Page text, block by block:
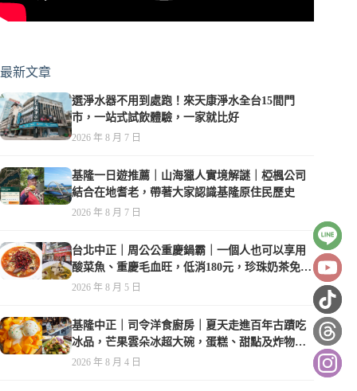
最新文章
選淨水器不用到處跑！來天康淨水全台15間門
市，一站式試飲體驗，一家就比好
2026 年 8 月 7 日
基隆一日遊推薦｜山海獵人實境解謎｜椏楓公司
結合在地耆老，帶著大家認識基隆原住民歷史
2026 年 8 月 7 日
台北中正｜周公公重慶鍋霸｜一個人也可以享用
酸菜魚、重慶毛血旺，低消180元，珍珠奶茶免費
喝到爽
2026 年 8 月 5 日
基隆中正｜司令洋食廚房｜夏天走進百年古蹟吃
冰品，芒果雲朵冰超大碗，蛋糕、甜點及炸物都
在水準之上
2026 年 8 月 4 日